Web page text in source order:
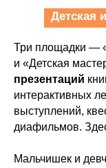
Детская
Три площадки —
и «Детская
презентаций
интерактивных
выступлений,
диафильмов.
Мальчишек и